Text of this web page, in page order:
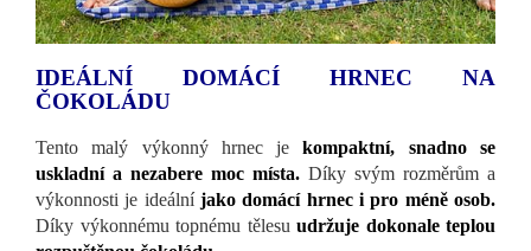
IDEÁLNÍ DOMÁCÍ HRNEC NA
ČOKOLÁDU
Tento malý výkonný hrnec jekompaktní, snadno se
uskladní a nezabere moc místa. Díky svým rozměrům a
výkonnosti je ideální jako domácí hrnec i pro méně osob.
Díky výkonnému topnému tělesu udržuje dokonale teplou